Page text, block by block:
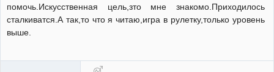
помочь.Искусственная цель,зто мне знакомо.Приходилось
сталкиватся.А так,то что я читаю,игра в рулетку,только уровень
выше.